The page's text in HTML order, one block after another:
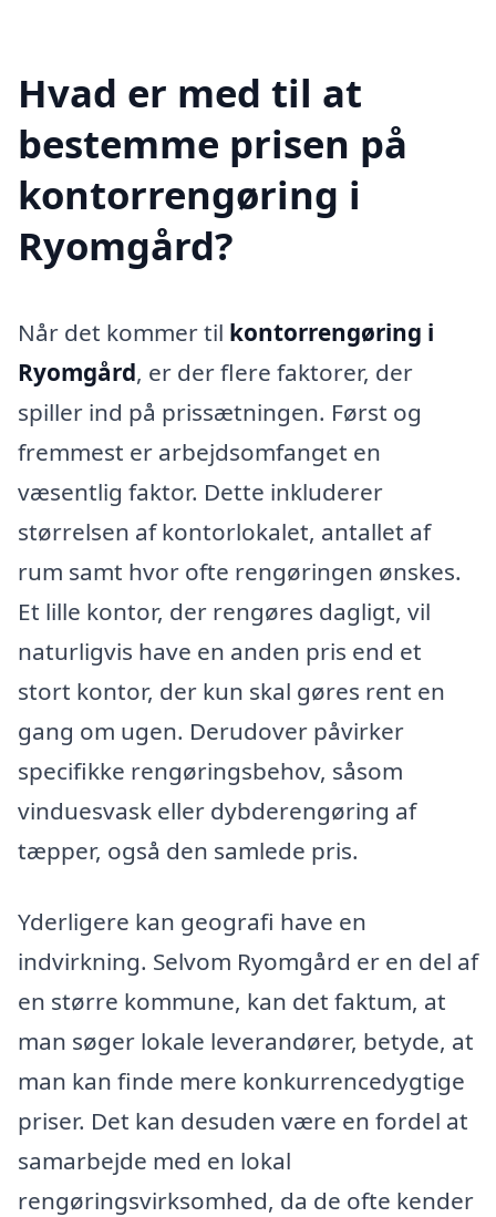
Hvad er med til at
bestemme prisen på
kontorrengøring i
Ryomgård?
Når det kommer til kontorrengøring i
Ryomgård, er der flere faktorer, der
spiller ind på prissætningen. Først og
fremmest er arbejdsomfanget en
væsentlig faktor. Dette inkluderer
størrelsen af kontorlokalet, antallet af
rum samt hvor ofte rengøringen ønskes.
Et lille kontor, der rengøres dagligt, vil
naturligvis have en anden pris end et
stort kontor, der kun skal gøres rent en
gang om ugen. Derudover påvirker
specifikke rengøringsbehov, såsom
vinduesvask eller dybderengøring af
tæpper, også den samlede pris.
Yderligere kan geografi have en
indvirkning. Selvom Ryomgård er en del af
en større kommune, kan det faktum, at
man søger lokale leverandører, betyde, at
man kan finde mere konkurrencedygtige
priser. Det kan desuden være en fordel at
samarbejde med en lokal
rengøringsvirksomhed, da de ofte kender